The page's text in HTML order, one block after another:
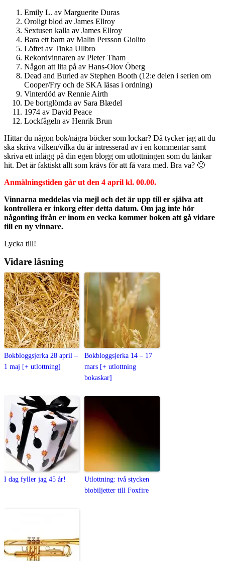
Emily L. av Marguerite Duras
Oroligt blod av James Ellroy
Sextusen kalla av James Ellroy
Bara ett barn av Malin Persson Giolito
Löftet av Tinka Ullbro
Rekordvinnaren av Pieter Tham
Någon att lita på av Hans-Olov Öberg
Dead and Buried av Stephen Booth (12:e delen i serien om
Cooper/Fry och de SKA läsas i ordning)
Vinterdöd av Rennie Airth
De bortglömda av Sara Blædel
1974 av David Peace
Lockfågeln av Henrik Brun
Hittar du någon bok/några böcker som lockar? Då tycker jag att du
ska skriva vilken/vilka du är intresserad av i en kommentar samt
skriva ett inlägg på din egen blogg om utlottningen som du länkar
hit. Det är faktiskt allt som krävs för att få vara med. Bra va? 🙂
Anmälningstiden går ut den 4 april kl. 00.00.
Vinnarna meddelas via mejl och det är upp till er själva att
kontrollera er inkorg efter detta datum. Om jag inte hör
någonting ifrån er inom en vecka kommer boken att gå vidare
till en ny vinnare.
Lycka till!
Vidare läsning
Bokbloggsjerka 28 april –
1 maj [+ utlottning]
Bokbloggsjerka 14 – 17
mars [+ utlottning
bokaskar]
I dag fyller jag 45 år!
Utlottning: två stycken
biobiljetter till Foxfire